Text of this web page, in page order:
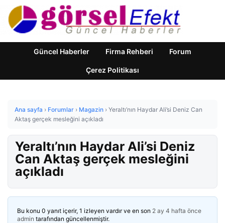
Güncel Haberler Firma Rehberi Forum
Çerez Politikası
Ana sayfa › Forumlar › Magazin › Yeraltı’nın Haydar Ali’si Deniz Can
Aktaş gerçek mesleğini açıkladı
Yeraltı’nın Haydar Ali’si Deniz
Can Aktaş gerçek mesleğini
açıkladı
Bu konu 0 yanıt içerir, 1 izleyen vardır ve en son 2 ay 4 hafta önce
admin tarafından güncellenmiştir.